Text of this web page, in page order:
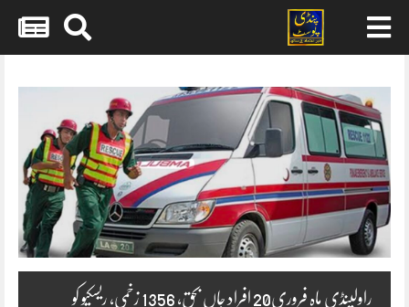
content
راولپنڈی ماہ فروری20 افراد جاں بحق، 1356 زخمی، ریسکیو کو